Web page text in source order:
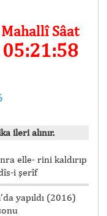
Mahallî Sâat
05:21:58
ileri alınır.
elle- rini kaldırıp
i şerîf
yapıldı (2016)